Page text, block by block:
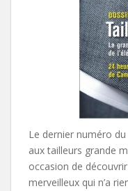
Le dernier numéro
aux tailleurs grande
occasion de
merveilleux qui n’a